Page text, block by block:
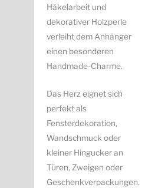
Häkelarbeit und
dekorativer Holzperle
verleiht dem Anhänger
einen besonderen
Handmade-Charme.
Das Herz eignet sich
perfekt als
Fensterdekoration,
Wandschmuck oder
kleiner Hingucker an
Türen, Zweigen oder
Geschenkverpackungen.